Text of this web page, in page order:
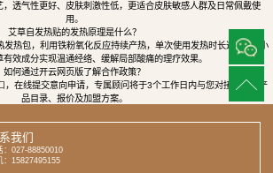
透气性更好、皮肤刺激性低，更适合皮肤敏感人群及日常佩戴使
用。
艾草自发热贴的发热原理是什么？
发热包，利用铁粉氧化反应持续产热，单次使用发热时长达8至12小
有效成分实现温通经络、缓解局部酸痛的理疗效果。
如何通过开云网页版了解合作政策？
，在线提交意向申请，专属顾问将于3个工作日内与您对接，提供产
品目录、报价及加盟方案。
我们
：027-88850010
：15827495155